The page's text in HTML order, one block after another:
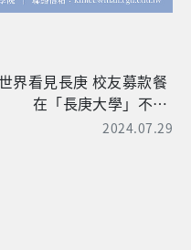
界看見長庚 校友募款餐
持，為讓本校更為卓
2024.07.29